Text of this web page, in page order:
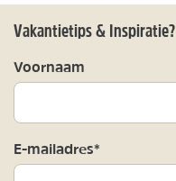
Vakantietips & Inspiratie?
Voornaam
E-mailadres*